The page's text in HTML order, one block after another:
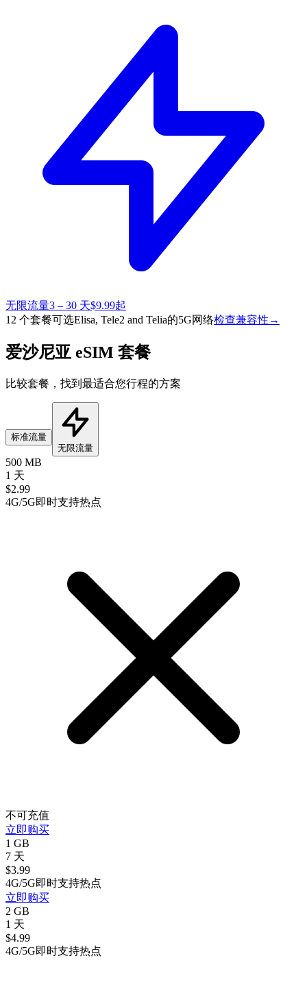
无限流量3 – 30 天$9.99起
12 个套餐可选Elisa, Tele2 and Telia的5G网络检查兼容性 →
爱沙尼亚 eSIM 套餐
比较套餐，找到最适合您行程的方案
标准流量
无限流量
500 MB
1 天
$2.99
4G/5G即时支持热点
不可充值
立即购买
1 GB
7 天
$3.99
4G/5G即时支持热点
立即购买
2 GB
1 天
$4.99
4G/5G即时支持热点